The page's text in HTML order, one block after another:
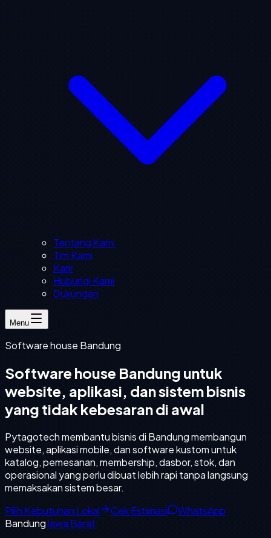
Tentang Kami
Tim Kami
Karir
Hubungi Kami
Dukungan
Menu
Software house Bandung
Software house Bandung untuk
website, aplikasi, dan sistem bisnis
yang tidak kebesaran di awal
Pytagotech membantu bisnis di Bandung membangun
website, aplikasi mobile, dan software kustom untuk
katalog, pemesanan, membership, dasbor, stok, dan
operasional yang perlu dibuat lebih rapi tanpa langsung
memaksakan sistem besar.
Pilih Kebutuhan Lokal
Cek Estimasi
WhatsApp
BandungJawa Barat